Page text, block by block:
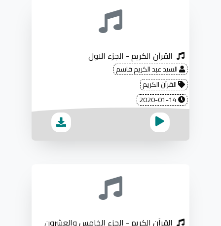
القرآن الكريم - الجزء الاول
السيد عبد الكريم قاسم
القرآن الكريم
القرآن الكريم - الجزء الخامس والعشرون